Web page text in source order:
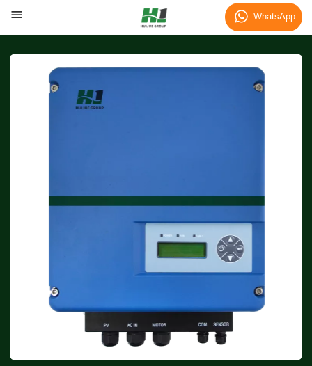
WhatsApp